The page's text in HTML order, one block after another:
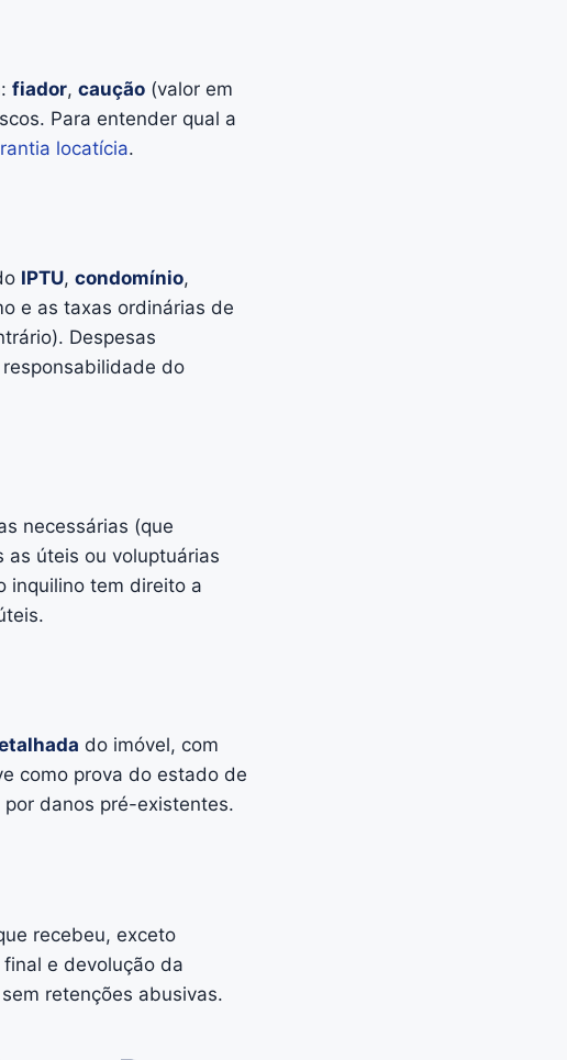
fiador, caução(valor em
Para entender qual a
locatícia.
IPTU, condomínio,
e as taxas ordinárias de
Despesas
do
necessárias (que
as úteis ou voluptuárias
inquilino tem direito a
do imóvel, com
como prova do estado de
danos pré-existentes.
recebeu, exceto
e devolução da
retenções abusivas.